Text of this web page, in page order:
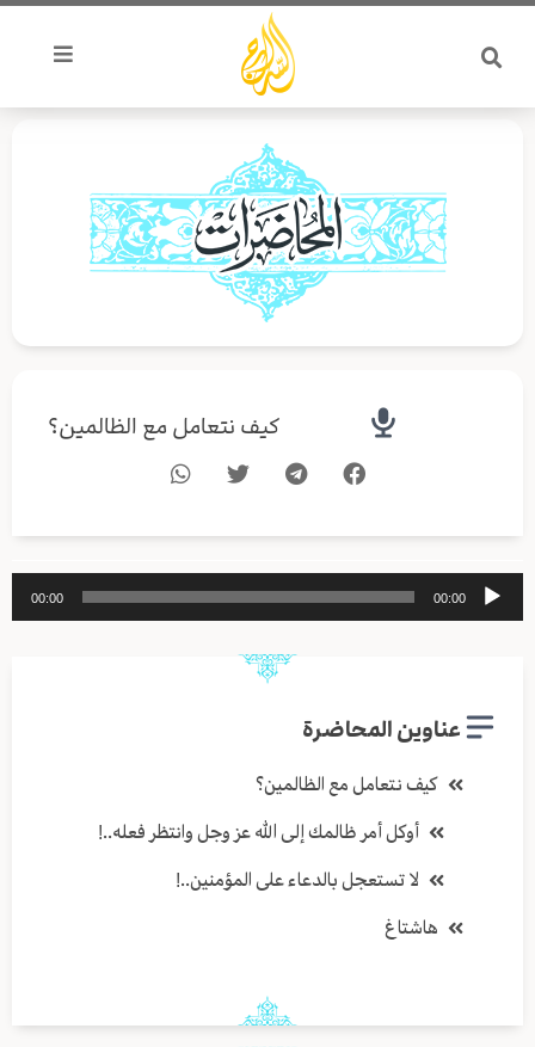
تخطي
المحتوى
كيف نتعامل مع الظالمين؟
مشغل
الصوت
00:00
00:00
عناوين المحاضرة
كيف نتعامل مع الظالمين؟
أوكل أمر ظالمك إلى الله عز وجل وانتظر فعله..!
لا تستعجل بالدعاء على المؤمنين..!
هاشتاغ